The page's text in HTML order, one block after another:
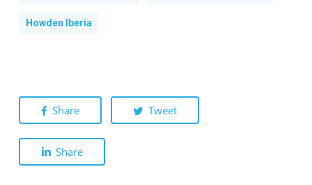
Howden Iberia
Share Tweet
Share